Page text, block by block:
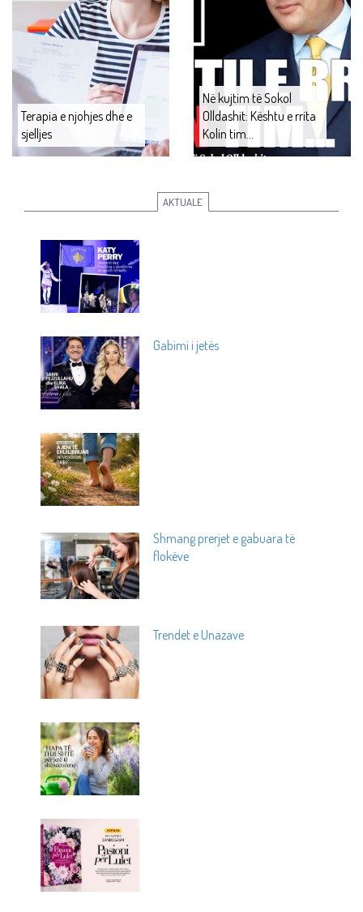
Terapia e njohjes dhe e
sjelljes
Në kujtim të Sokol
Olldashit: Kështu e rrita
Kolin tim...
AKTUALE
Gabimi i jetës
Shmang prerjet e gabuara të
flokëve
Trendet e Unazave